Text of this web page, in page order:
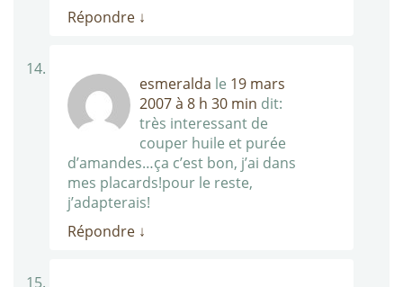
Répondre ↓
esmeralda le 19 mars
2007 à 8 h 30 min dit:
très interessant de
couper huile et purée
d’amandes…ça c’est bon, j’ai dans
mes placards!pour le reste,
j’adapterais!
Répondre ↓